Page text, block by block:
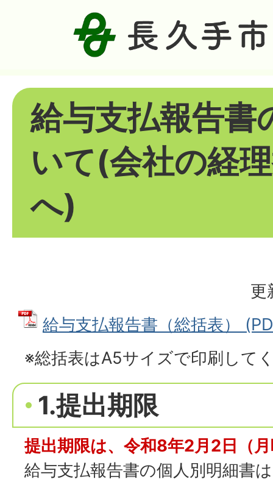
給与支払報告書
いて(会社の経
へ)
更
給与支払報告書（総括表）
※総括表はA5サイズで印刷して
1.提出期限
提出期限は、令和8年2月2日（
給与支払報告書の個人別明細書